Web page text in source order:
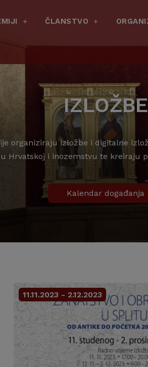
ČLANSTVO
IZLOŽBE
organiziraju izložbe i digitalne
Hrvatskoj i inozemstvu te kreiraju
Kalendar događanja
11.11.2023 - 2.12.2023